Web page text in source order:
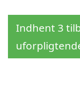
Indhent 3